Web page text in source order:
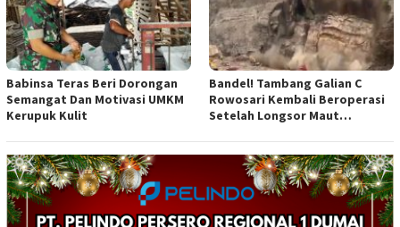
Babinsa Teras Beri Dorongan
Semangat Dan Motivasi UMKM
Kerupuk Kulit
Bandel! Tambang Galian C
Rowosari Kembali Beroperasi
Setelah Longsor Maut